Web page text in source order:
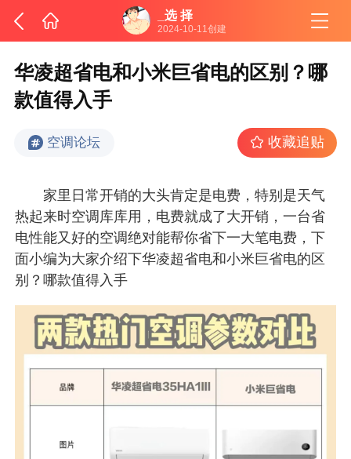
_选 择
2024-10-11创建
华凌超省电和小米巨省电的区别？哪
款值得入手
空调论坛 收藏追贴
家里日常开销的大头肯定是电费，特别是天气
热起来时空调库库用，电费就成了大开销，一台省
电性能又好的空调绝对能帮你省下一大笔电费，下
面小编为大家介绍下华凌超省电和小米巨省电的区
别？哪款值得入手